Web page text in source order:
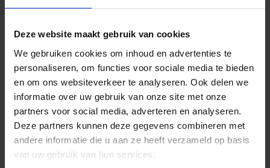
Deze website maakt gebruik van cookies
We gebruiken cookies om inhoud en advertenties te
personaliseren, om functies voor sociale media te bieden
en om ons websiteverkeer te analyseren. Ook delen we
informatie over uw gebruik van onze site met onze
partners voor social media, adverteren en analyseren.
Deze partners kunnen deze gegevens combineren met
andere informatie die u aan ze heeft verzameld op basis
van uw gebruik van hun services.